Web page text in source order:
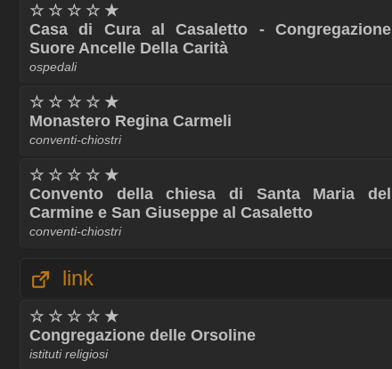
☆ ☆ ☆ ☆ ★
Casa di Cura al Casaletto - Congregazione
Suore Ancelle Della Carità
ospedali
☆ ☆ ☆ ☆ ★
Monastero Regina Carmeli
conventi-chiostri
☆ ☆ ☆ ☆ ★
Convento della chiesa di Santa Maria del
Carmine e San Giuseppe al Casaletto
conventi-chiostri
link
☆ ☆ ☆ ☆ ★
Congregazione delle Orsoline
istituti religiosi